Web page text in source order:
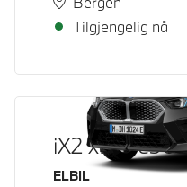
Tilgjengelig nå
iX2 xDrive30
Drivstoff
ELBIL